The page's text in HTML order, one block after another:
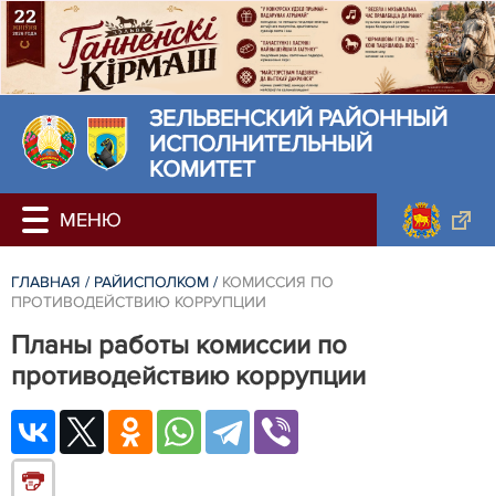
ЗЕЛЬВЕНСКИЙ РАЙОННЫЙ
ИСПОЛНИТЕЛЬНЫЙ
КОМИТЕТ
ГЛАВНАЯ / РАЙИСПОЛКОМ / КОМИССИЯ ПО
ПРОТИВОДЕЙСТВИЮ КОРРУПЦИИ
Планы работы комиссии по
противодействию коррупции